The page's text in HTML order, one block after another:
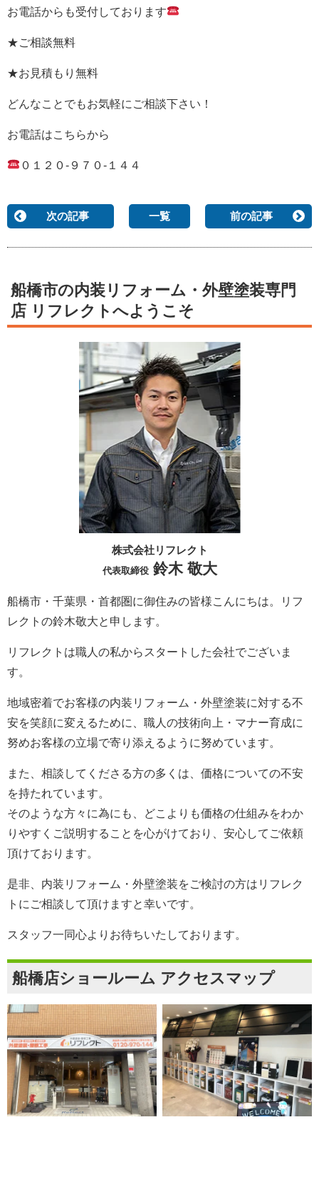
お電話からも受付しております
★ご相談無料
★お見積もり無料
どんなことでもお気軽にご相談下さい！
お電話はこちらから
０１２０-９７０-１４４
次の記事 一覧 前の記事
船橋市の内装リフォーム・外壁塗装専門
店 リフレクトへようこそ
株式会社リフレクト
代表取締役鈴木 敬大
船橋市・千葉県・首都圏に御住みの皆様こんにちは。
リフ
レクト の鈴木敬大と申します。
リフレクト は職人の私からスタートした会社でございま
す。
地域密着でお客様の内装リフォーム・外壁塗装に対する不
安を笑顔に変えるために、職人の技術向上・マナー育成に
努めお客様の立場で寄り添えるように努めています。
また、相談してくださる方の多くは、価格についての不安
を持たれています。
そのような方々に為にも、どこよりも価格の仕組みをわか
りやすくご説明することを心がけており、安心してご依頼
頂けております。
是非、内装リフォーム・外壁塗装をご検討の方は リフレク
ト にご相談して頂けますと幸いです。
スタッフ一同心よりお待ちいたしております。
船橋店ショールーム アクセスマップ